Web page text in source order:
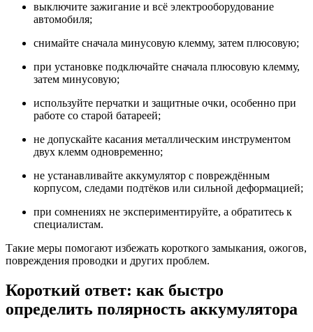
выключите зажигание и всё электрооборудование
автомобиля;
снимайте сначала минусовую клемму, затем плюсовую;
при установке подключайте сначала плюсовую клемму,
затем минусовую;
используйте перчатки и защитные очки, особенно при
работе со старой батареей;
не допускайте касания металлическим инструментом
двух клемм одновременно;
не устанавливайте аккумулятор с повреждённым
корпусом, следами подтёков или сильной деформацией;
при сомнениях не экспериментируйте, а обратитесь к
специалистам.
Такие меры помогают избежать короткого замыкания, ожогов,
повреждения проводки и других проблем.
Короткий ответ: как быстро
определить полярность аккумулятора